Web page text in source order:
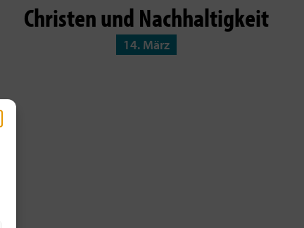
Christen und Nachhaltigkeit
14. März